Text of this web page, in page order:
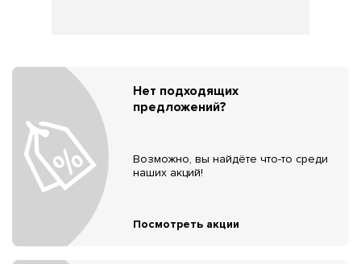
Нет подходящих
предложений?
Возможно, вы найдёте что-то среди
наших акций!
Посмотреть акции